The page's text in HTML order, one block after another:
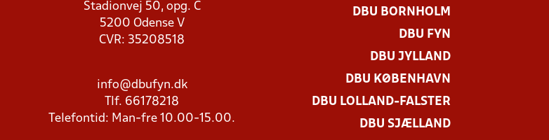
Stadionvej 50, opg. C
5200 Odense V
CVR: 35208518
info@dbufyn.dk
Tlf. 66178218
Telefontid: Man-fre 10.00-15.00.
DBU BORNHOLM
DBU FYN
DBU JYLLAND
DBU KØBENHAVN
DBU LOLLAND-FALSTER
DBU SJÆLLAND